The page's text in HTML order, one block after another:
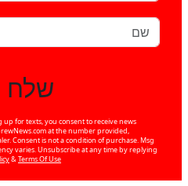
שלח
for texts, you consent to receive news
at the number provided,
Consent is not a condition of purchase. Msg
varies. Unsubscribe at any time by replying
& Terms Of Use